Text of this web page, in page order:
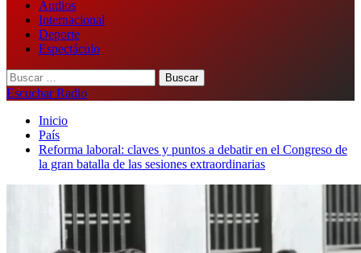
Audios
Internacional
Deporte
Espectáculo
Buscar:
Escuchar Radio
Inicio
País
Reforma laboral: claves y puntos a debatir en el Congreso de
la gran batalla de las sesiones extraordinarias